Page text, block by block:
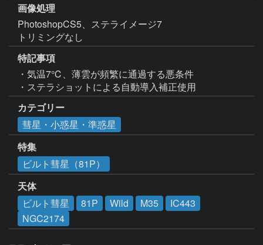
画像処理
PhotoshopCS5、ステライメージ7
トリミングなし
特記事項
・気温7℃、薄雲が頻繁に通過する悪条件
・ステラショットによる自動導入補正使用
カテゴリー
彗星・小惑星・準惑星
特集
ビルト彗星（81P）
天体
ビルト彗星
81P Wild M35
IC443
NGC2174